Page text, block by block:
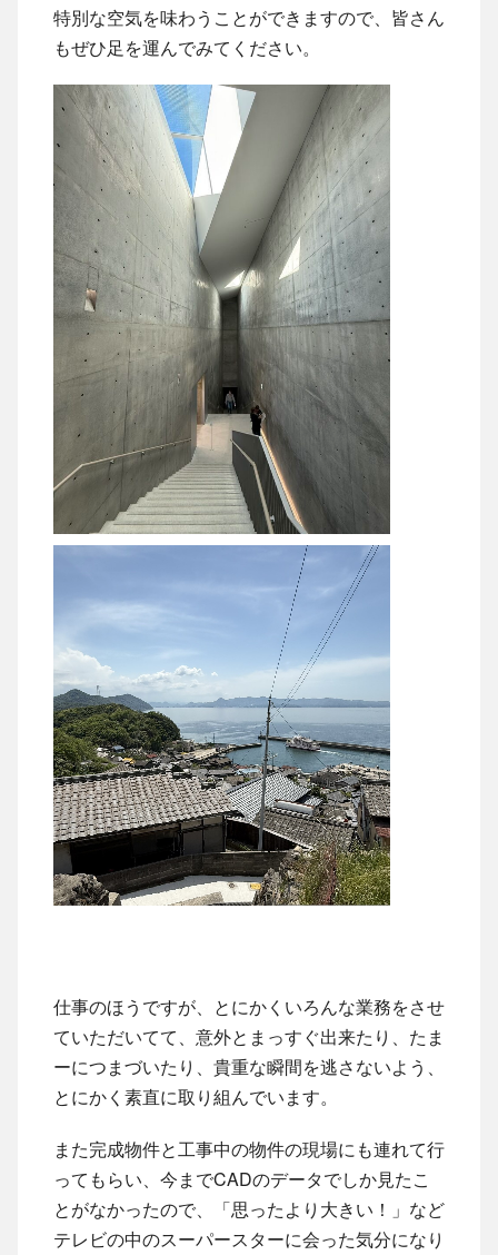
特別な空気を味わうことができますので、皆さん
もぜひ足を運んでみてください。
仕事のほうですが、とにかくいろんな業務をさせ
ていただいてて、意外とまっすぐ出来たり、たま
ーにつまづいたり、貴重な瞬間を逃さないよう、
とにかく素直に取り組んでいます。
また完成物件と工事中の物件の現場にも連れて行
ってもらい、今までCADのデータでしか見たこ
とがなかったので、「思ったより大きい！」など
テレビの中のスーパースターに会った気分になり